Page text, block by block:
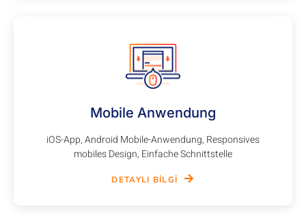
Mobile Anwendung
iOS-App, Android Mobile-Anwendung, Responsives
mobiles Design, Einfache Schnittstelle
DETAYLI BILGI